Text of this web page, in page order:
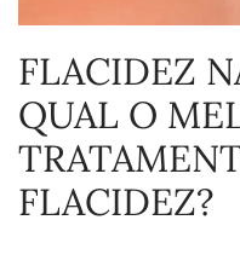
FLACIDEZ
QUAL O
FLACIDEZ?